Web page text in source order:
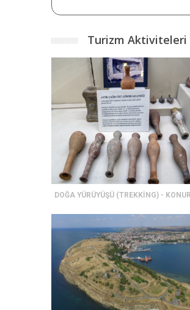
Turizm Aktiviteleri